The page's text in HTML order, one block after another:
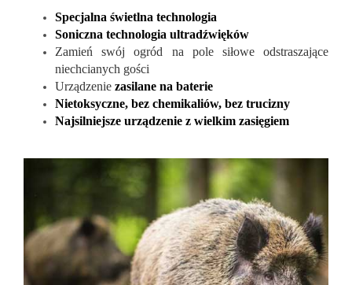
Specjalna świetlna technologia
Soniczna technologia ultradźwięków
Zamień swój ogród na pole siłowe odstraszające
niechcianych gości
Urządzenie zasilane na baterie
Nietoksyczne, bez chemikaliów, bez trucizny
Najsilniejsze urządzenie z wielkim zasięgiem